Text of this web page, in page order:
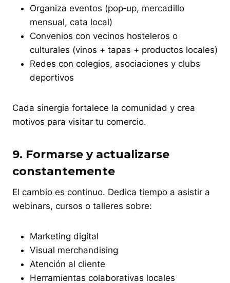
Organiza eventos (pop‑up, mercadillo
mensual, cata local)
Convenios con vecinos hosteleros o
culturales (vinos + tapas + productos locales)
Redes con colegios, asociaciones y clubs
deportivos
Cada sinergia fortalece la comunidad y crea
motivos para visitar tu comercio.
9. Formarse y actualizarse
constantemente
El cambio es continuo. Dedica tiempo a asistir a
webinars, cursos o talleres sobre:
Marketing digital
Visual merchandising
Atención al cliente
Herramientas colaborativas locales